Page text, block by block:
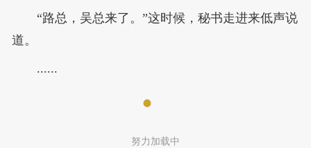
“路总，吴总来了。”这时候，秘书走进来低声说
道。
......
努力加载中